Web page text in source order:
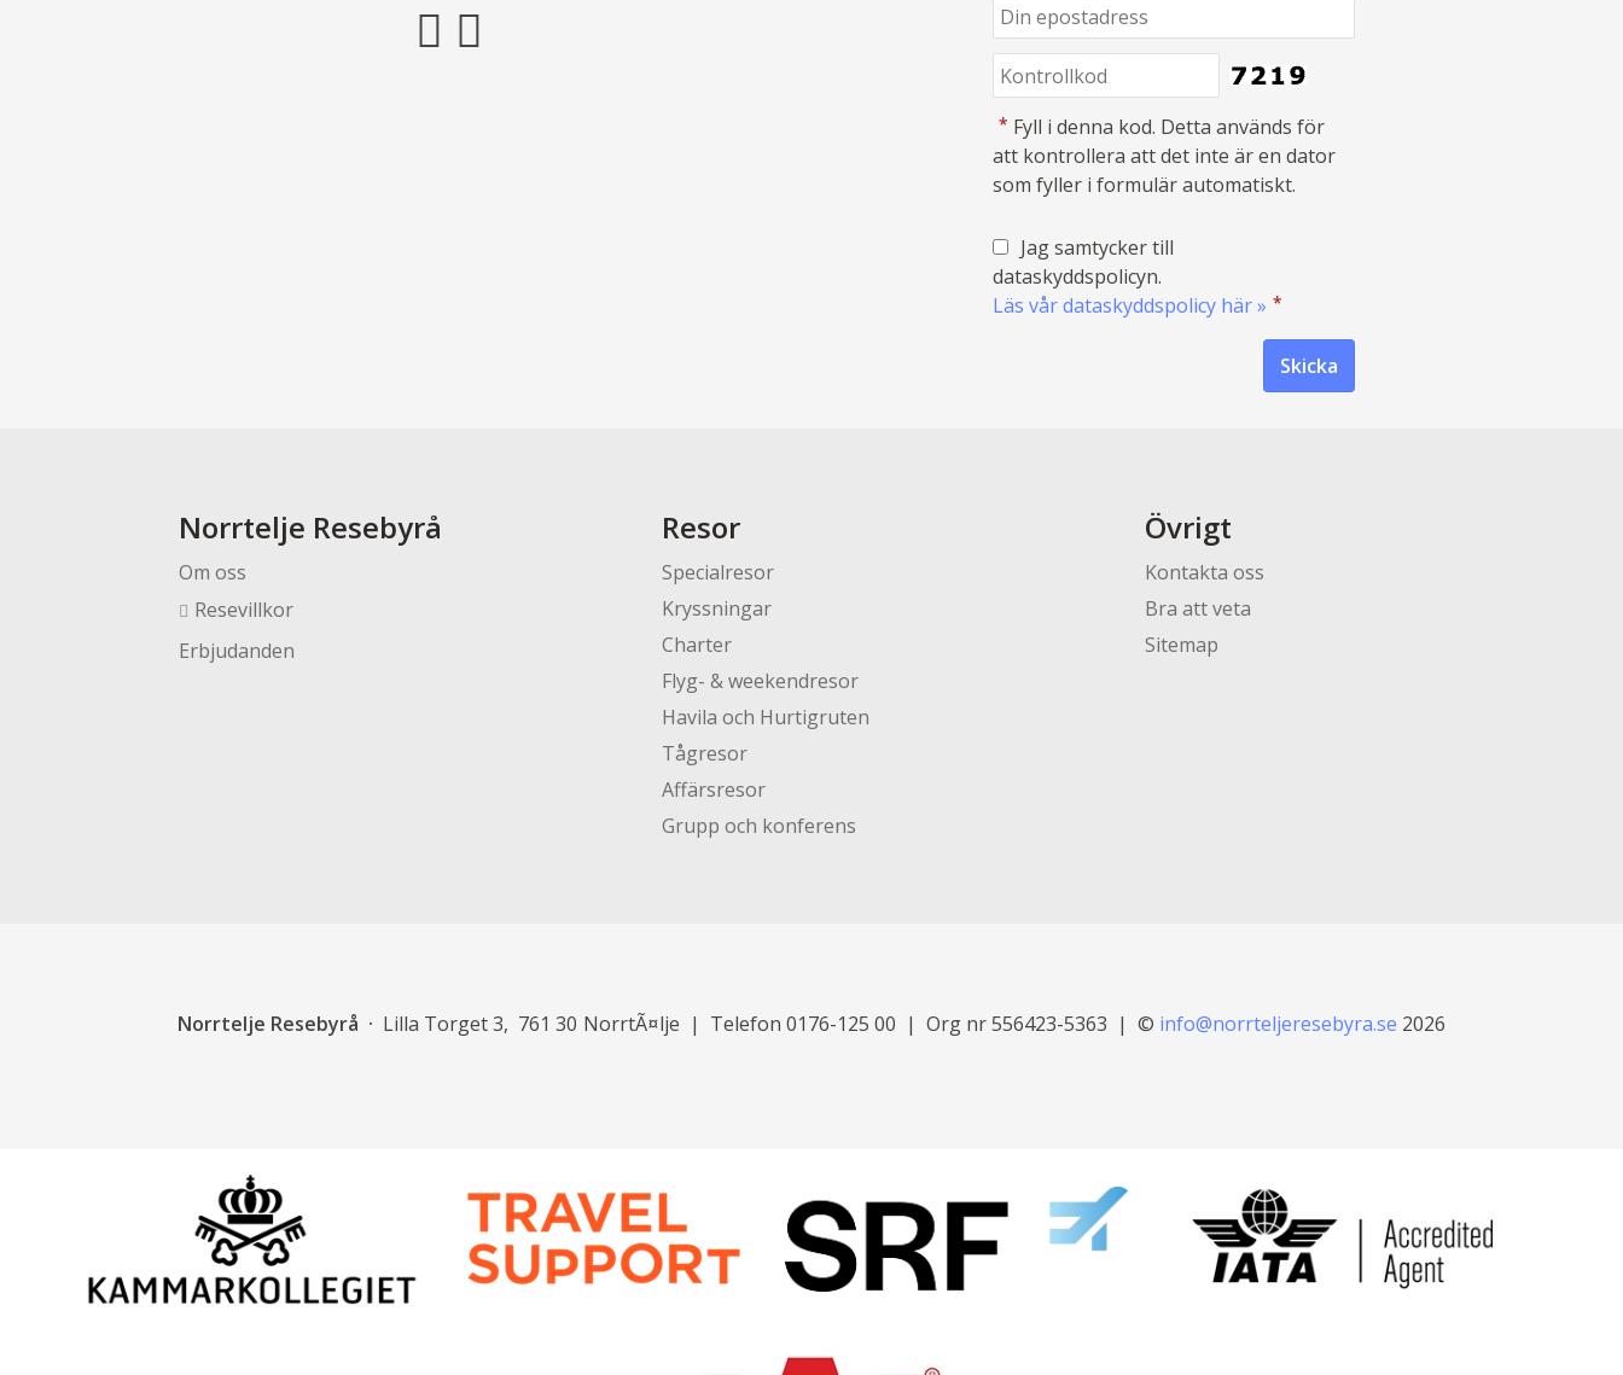
* Fyll i denna kod. Detta används för
att kontrollera att det inte är en dator
som fyller i formulär automatiskt.
Jag samtycker till
dataskyddspolicyn.
Läs vår dataskyddspolicy här » *
Norrtelje Resebyrå
Om oss
Resevillkor
Erbjudanden
Resor
Specialresor
Kryssningar
Charter
Flyg- & weekendresor
Havila och Hurtigruten
Tågresor
Affärsresor
Grupp och konferens
Övrigt
Kontakta oss
Bra att veta
Sitemap
Norrtelje Resebyrå Lilla Torget 3 761 30 NorrtÃ¤lje Telefon0176-125 00 Org nr 556423-5363 © info@norrteljeresebyra.se 2026